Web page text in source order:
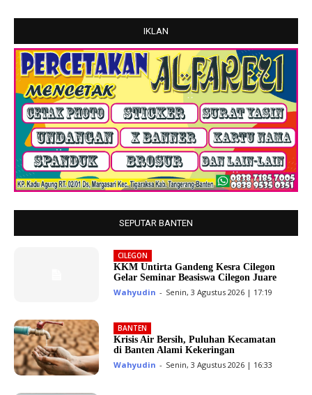
IKLAN
SEPUTAR BANTEN
CILEGON
KKM Untirta Gandeng Kesra Cilegon
Gelar Seminar Beasiswa Cilegon Juare
Wahyudin - Senin, 3 Agustus 2026 | 17:19
BANTEN
Krisis Air Bersih, Puluhan Kecamatan
di Banten Alami Kekeringan
Wahyudin - Senin, 3 Agustus 2026 | 16:33